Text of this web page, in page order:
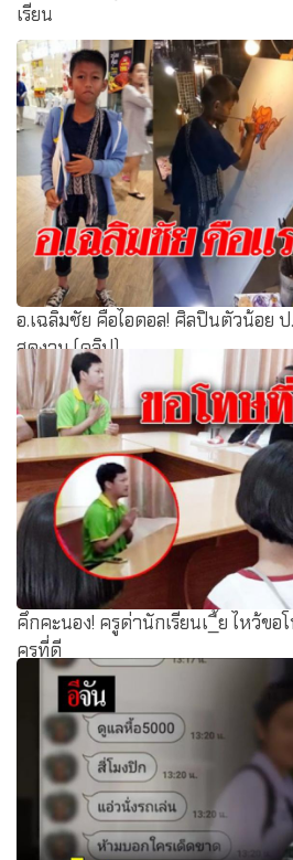
เรียน
อ.เฉลิมชัย คือไอดอล! ศิลปินตัวน้อย
สุดงาม (คลิป)
คึกคะนอง! ครูด่านักเรียนเ_ี้ย ไหว้ข
ครูที่ดี